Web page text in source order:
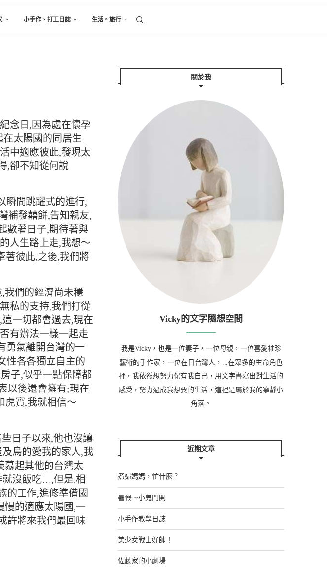
小手作、打工日誌 生活。旅行
念日,因為處在懷孕
太陽國的同居生
中適應彼此,發現太
,卻不知從何說
瞬間跳躍式的進行,
補發囍餅,告知親友,
數著日子,期待著與
人生路上走,我想～
著彼此,之後,我們將
我們的經濟尚未穩
私的支持,我們打從
一切都會過去,現在
有辦法一樣一起走
勇氣離開台灣的一
性各各獨立自主的
子,似乎一點保障都
以後還會擁有;現在
虎寶,我就相信～
日子以來,他也沒讓
烏的愛我的家人,我
慕起其他的台灣太
就沒飯吃…,但是,相
的工作,進修準備國
慢的適應太陽國,一
許將來我們最回味
關於我
Vicky的文字隨想空間
我是Vicky，也是一位妻子，一位母親，一位喜愛袖珍
藝術的手作家，一位在日台灣人，...在眾多的生命角色
裡，我依然想努力保有我自己，用文字書寫出對生活的
感受，努力過成我想要的生活，這裡是屬於我的寧靜小
角落。
近期文章
煮婦媽媽，忙什麼？
暑假～小鬼門開
小手作教學日誌
美少女戰士好帥！
佐藤家的小劇場